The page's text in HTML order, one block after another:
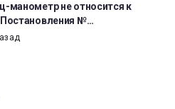
манометр не относится к
Постановления №…